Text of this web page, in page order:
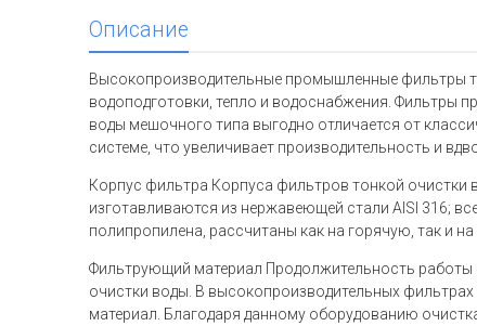
Описание
Высокопроизводительные промышленные фильтры
водоподготовки, тепло и водоснабжения. Фильтры
воды мешочного типа выгодно отличается от
системе, что увеличивает производительность и
Корпус фильтра Корпуса фильтров тонкой
изготавливаются из нержавеющей стали AISI 316;
полипропилена, рассчитаны как на горячую, так и
Фильтрующий материал Продолжительность
очистки воды. В высокопроизводительных
материал. Благодаря данному оборудованию